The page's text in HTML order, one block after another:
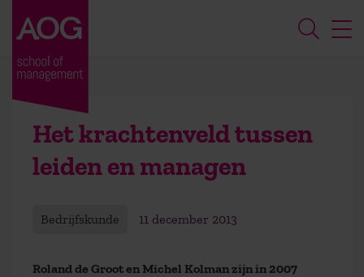
Het krachtenveld tussen
leiden en managen
Bedrijfskunde 11 december 2013
Roland de Groot en Michel Kolman zijn in 2007